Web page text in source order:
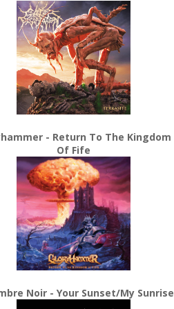
- Return To The Kingdom
Of Fife
Noir - Your Sunset/My Sunrise